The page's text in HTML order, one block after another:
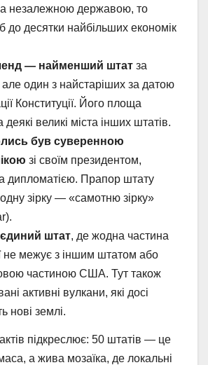
незалежною державою, то
до десятки найбільших економік
— найменший штат за
один з найстаріших за датою
Конституції. Його площа
великі міста інших штатів.
був суверенною
зі своїм президентом,
дипломатією. Прапор штату
зірку — «самотню зірку»
штат, де жодна частина
не межує з іншим штатом або
частиною США. Тут також
активні вулкани, які досі
нові землі.
підкреслює: 50 штатів — це
а жива мозаїка, де локальні